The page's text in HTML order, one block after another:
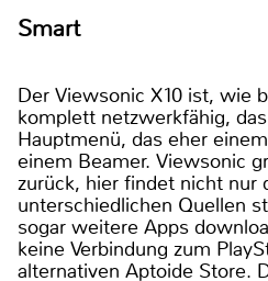
Smart
Der Viewsonic X10 ist, wie
komplett netzwerkfähig,
Hauptmenü, das eher
einem Beamer. Viewsonic
zurück, hier findet nicht nur
unterschiedlichen Quellen
sogar weitere Apps
keine Verbindung zum
alternativen Aptoide Store.